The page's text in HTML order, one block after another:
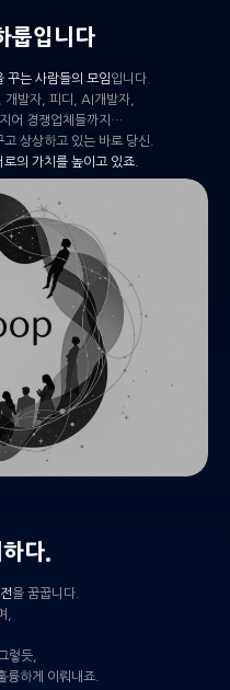
룹입니다
꾸는 사람들의 모임입니다.
개발자, 피디, AI개발자,
어 경쟁업체들까지…
상상하고 있는 바로 당신.
로의 가치를 높이고 있죠.
다.
을 꿈꿉니다.
,
렇듯,
륭하게 이뤄내죠.